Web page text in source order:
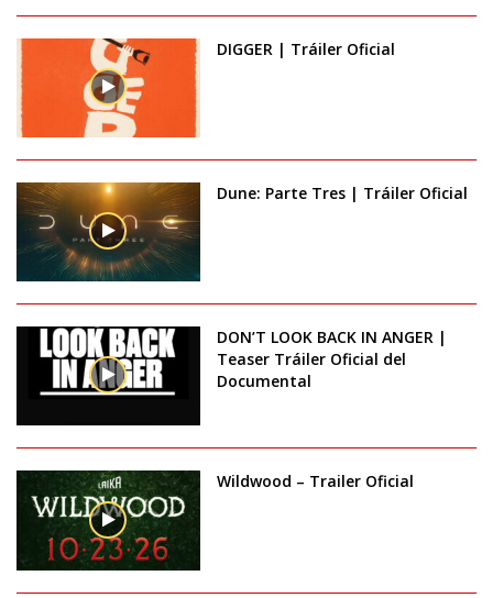
DIGGER | Tráiler Oficial
Dune: Parte Tres | Tráiler Oficial
DON’T LOOK BACK IN ANGER |
Teaser Tráiler Oficial del
Documental
Wildwood – Trailer Oficial